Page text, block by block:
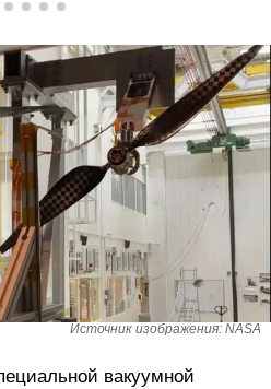
Источник изображения: NASA
вакуумной